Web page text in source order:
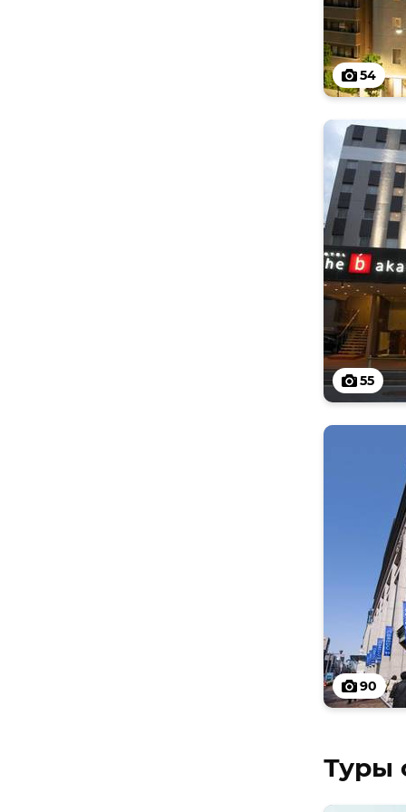
54
55
90
Туры